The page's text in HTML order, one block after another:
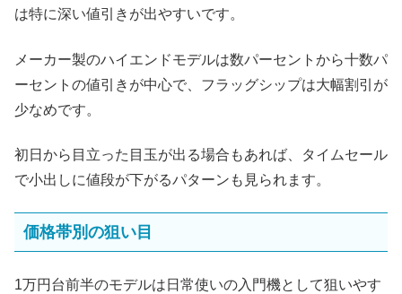
は特に深い値引きが出やすいです。
メーカー製のハイエンドモデルは数パーセントから十数パ
ーセントの値引きが中心で、フラッグシップは大幅割引が
少なめです。
初日から目立った目玉が出る場合もあれば、タイムセール
で小出しに値段が下がるパターンも見られます。
価格帯別の狙い目
1万円台前半のモデルは日常使いの入門機として狙いやす